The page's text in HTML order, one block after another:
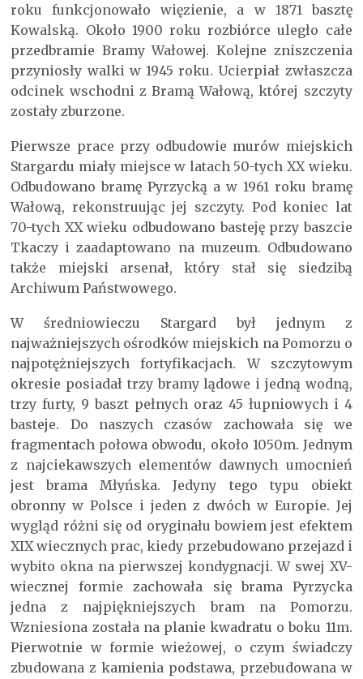
roku funkcjonowało więzienie, a w 1871 basztę
Kowalską. Około 1900 roku rozbiórce uległo całe
przedbramie Bramy Wałowej. Kolejne zniszczenia
przyniosły walki w 1945 roku. Ucierpiał zwłaszcza
odcinek wschodni z Bramą Wałową, której szczyty
zostały zburzone.
Pierwsze prace przy odbudowie murów miejskich
Stargardu miały miejsce w latach 50-tych XX wieku.
Odbudowano bramę Pyrzycką a w 1961 roku bramę
Wałową, rekonstruując jej szczyty. Pod koniec lat
70-tych XX wieku odbudowano basteję przy baszcie
Tkaczy i zaadaptowano na muzeum. Odbudowano
także miejski arsenał, który stał się siedzibą
Archiwum Państwowego.
W średniowieczu Stargard był jednym z
najważniejszych ośrodków miejskich na Pomorzu o
najpotężniejszych fortyfikacjach. W szczytowym
okresie posiadał trzy bramy lądowe i jedną wodną,
trzy furty, 9 baszt pełnych oraz 45 łupniowych i 4
basteje. Do naszych czasów zachowała się we
fragmentach połowa obwodu, około 1050m. Jednym
z najciekawszych elementów dawnych umocnień
jest brama Młyńska. Jedyny tego typu obiekt
obronny w Polsce i jeden z dwóch w Europie. Jej
wygląd różni się od oryginału bowiem jest efektem
XIX wiecznych prac, kiedy przebudowano przejazd i
wybito okna na pierwszej kondygnacji. W swej XV-
wiecznej formie zachowała się brama Pyrzycka
jedna z najpiękniejszych bram na Pomorzu.
Wzniesiona została na planie kwadratu o boku 11m.
Pierwotnie w formie wieżowej, o czym świadczy
zbudowana z kamienia podstawa, przebudowana w